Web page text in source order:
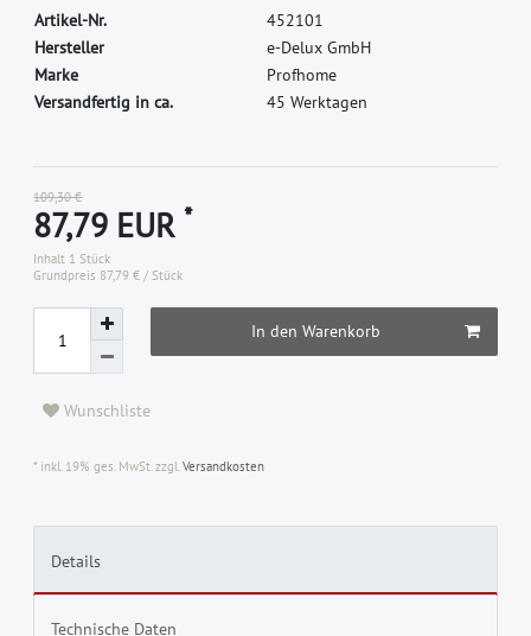
Artikel-Nr. 452101
Hersteller e-Delux GmbH
Marke Profhome
Versandfertig in ca.
45 Werktagen
109,30 €
87,79 EUR*
Inhalt 1Stück
Grundpreis 87,79 € / Stück
In den Warenkorb
Wunschliste
* inkl. 19% ges. MwSt. zzgl.Versandkosten
Details
Technische Daten